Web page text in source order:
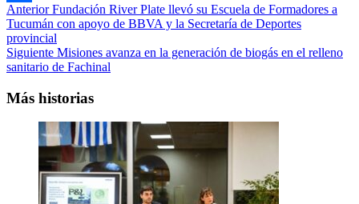
Compartir
Navegación
de
entradas
AnteriorFundación River Plate llevó su Escuela de Formadores a
Tucumán con apoyo de BBVA y la Secretaría de Deportes
provincial
Siguiente Misiones avanza en la generación de biogás en el relleno
sanitario de Fachinal
Más historias